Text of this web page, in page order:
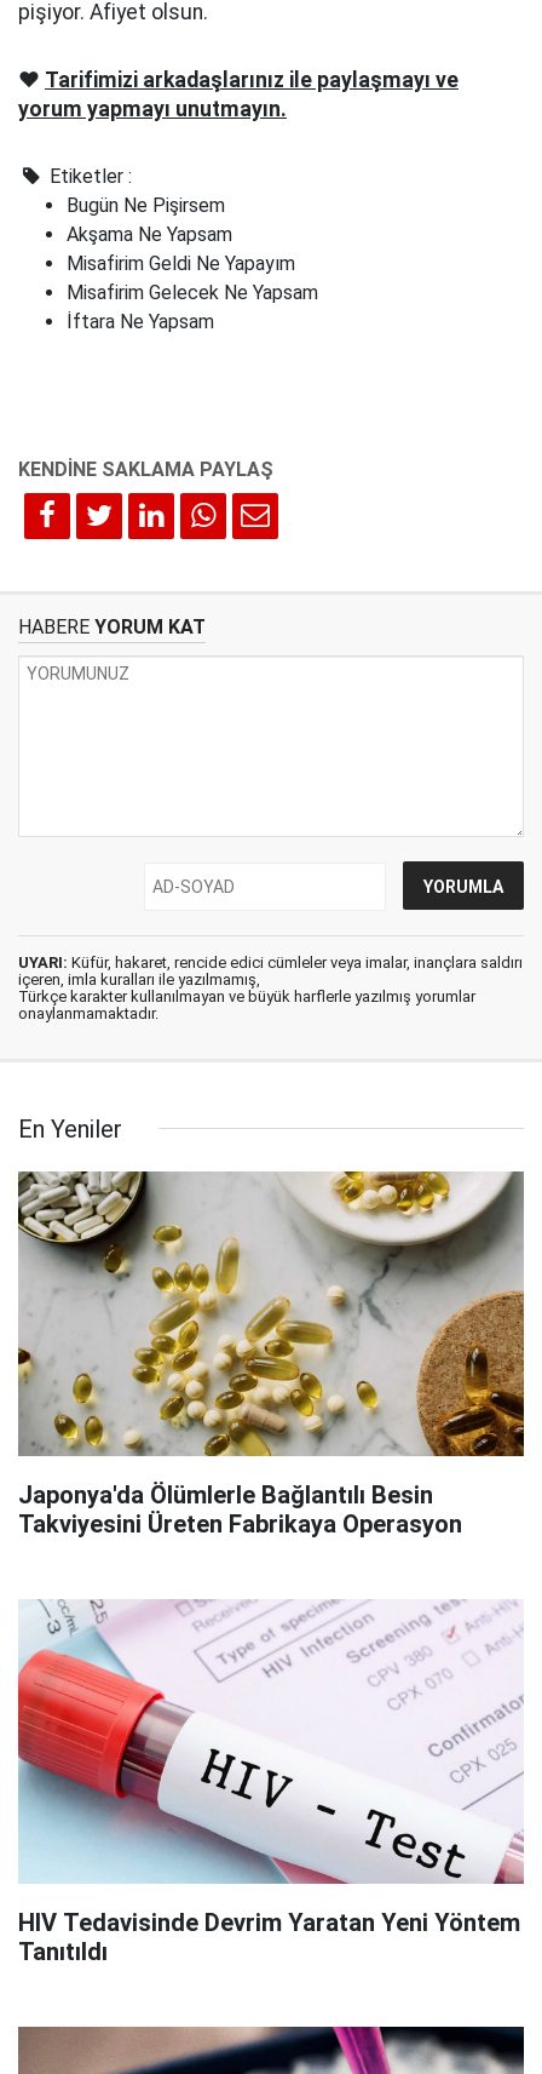
pişiyor. Afiyet olsun.
❤️ Tarifimizi arkadaşlarınız ile paylaşmayı ve
yorum yapmayı unutmayın.
Etiketler :
Bugün Ne Pişirsem
Akşama Ne Yapsam
Misafirim Geldi Ne Yapayım
Misafirim Gelecek Ne Yapsam
İftara Ne Yapsam
HABERE YORUM KAT
UYARI: Küfür, hakaret, rencide edici cümleler veya imalar, inançlara saldırı
içeren, imla kuralları ile yazılmamış,
Türkçe karakter kullanılmayan ve büyük harflerle yazılmış yorumlar
onaylanmamaktadır.
En Yeniler
Japonya'da Ölümlerle Bağlantılı Besin
Takviyesini Üreten Fabrikaya Operasyon
HIV Tedavisinde Devrim Yaratan Yeni Yöntem
Tanıtıldı